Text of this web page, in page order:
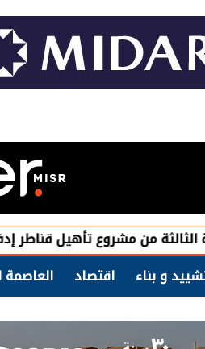
أرباح
تأهيل قناطر إدفينا
و بناء اقتصاد العاصمة